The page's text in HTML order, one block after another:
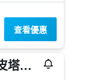
查看優惠
瑪利亞皮塔美利亞酒店